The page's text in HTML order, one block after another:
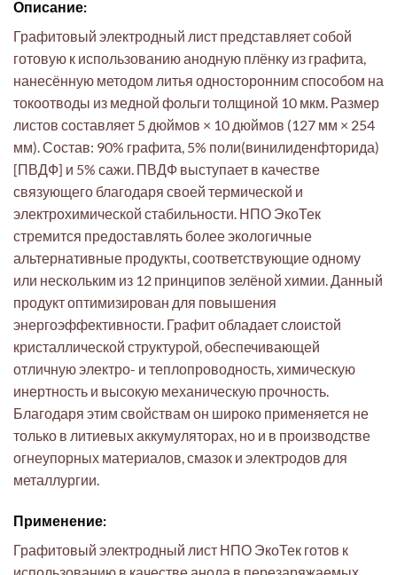
Описание:
Графитовый электродный лист представляет собой
готовую к использованию анодную плёнку из графита,
нанесённую методом литья односторонним способом на
токоотводы из медной фольги толщиной 10 мкм. Размер
листов составляет 5 дюймов × 10 дюймов (127 мм × 254
мм). Состав: 90% графита, 5% поли(винилиденфторида)
[ПВДФ] и 5% сажи. ПВДФ выступает в качестве
связующего благодаря своей термической и
электрохимической стабильности. НПО ЭкоТек
стремится предоставлять более экологичные
альтернативные продукты, соответствующие одному
или нескольким из 12 принципов зелёной химии. Данный
продукт оптимизирован для повышения
энергоэффективности. Графит обладает слоистой
кристаллической структурой, обеспечивающей
отличную электро- и теплопроводность, химическую
инертность и высокую механическую прочность.
Благодаря этим свойствам он широко применяется не
только в литиевых аккумуляторах, но и в производстве
огнеупорных материалов, смазок и электродов для
металлургии.
Применение:
Графитовый электродный лист НПО ЭкоТек готов к
использованию в качестве анода в перезаряжаемых